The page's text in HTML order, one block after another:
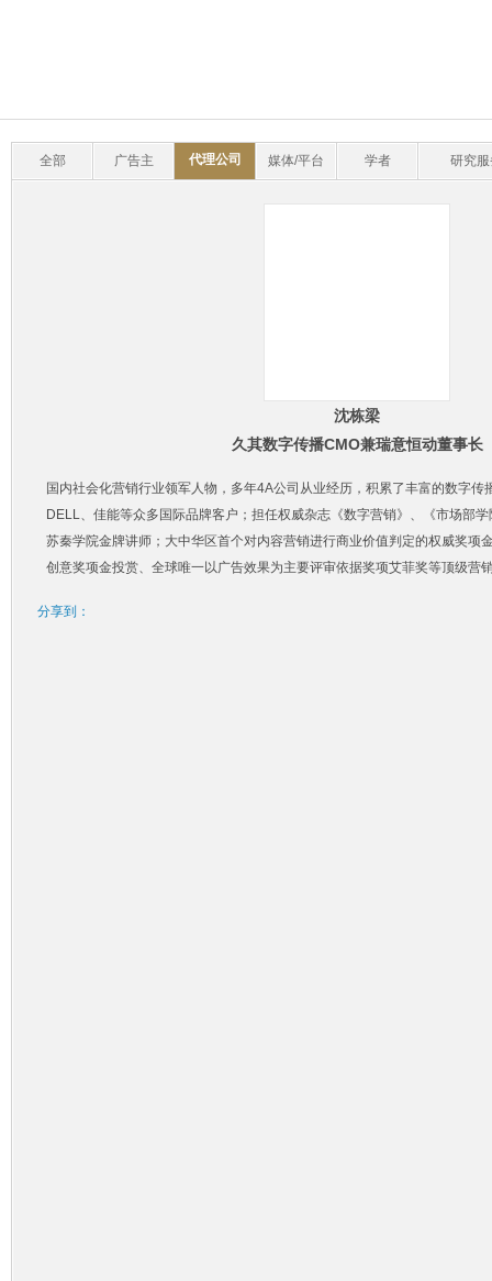
全部 广告主 代理公司 媒体/平台 学者 研究
沈栋梁
久其数字传播CMO兼瑞意恒动董事长
国内社会化营销行业领军人物，多年4A公司从业经历，积累了丰富的数字传
DELL、佳能等众多国际品牌客户；担任权威杂志《数字营销》、《市场部
苏秦学院金牌讲师；大中华区首个对内容营销进行商业价值判定的权威奖项
创意奖项金投赏、全球唯一以广告效果为主要评审依据奖项艾菲奖等顶级营
分享到：